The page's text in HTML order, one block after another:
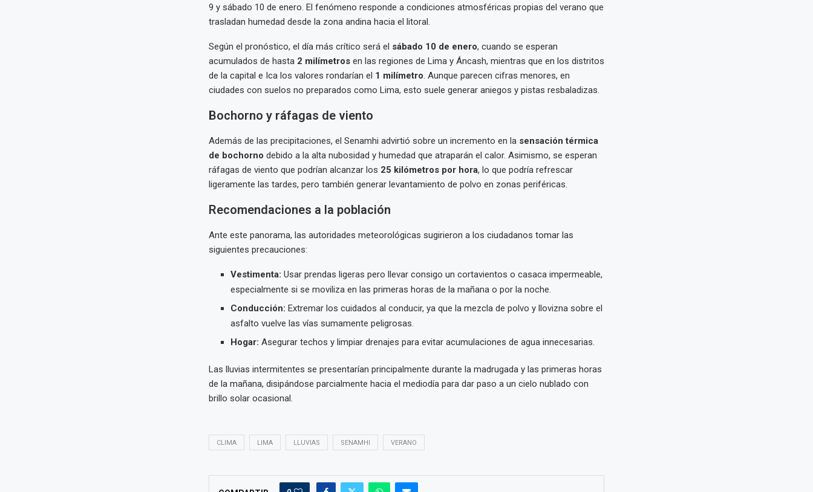
9 y sábado 10 de enero. El fenómeno responde a condiciones atmosféricas propias del verano que
trasladan humedad desde la zona andina hacia el litoral.
Según el pronóstico, el día más crítico será el sábado 10 de enero, cuando se esperan
acumulados de hasta 2 milímetrosen las regiones de Lima y Áncash, mientras que en los distritos
de la capital e Ica los valores rondarían el 1 milímetro. Aunque parecen cifras menores, en
ciudades con suelos no preparados como Lima, esto suele generar aniegos y pistas resbaladizas.
Bochorno y ráfagas de viento
Además de las precipitaciones, el Senamhi advirtió sobre un incremento en la sensación térmica
de bochorno debido a la alta nubosidad y humedad que atraparán el calor. Asimismo, se esperan
ráfagas de viento que podrían alcanzar los 25 kilómetros por hora, lo que podría refrescar
ligeramente las tardes, pero también generar levantamiento de polvo en zonas periféricas.
Recomendaciones a la población
Ante este panorama, las autoridades meteorológicas sugirieron a los ciudadanos tomar las
siguientes precauciones:
Vestimenta: Usar prendas ligeras pero llevar consigo un cortavientos o casaca impermeable,
especialmente si se moviliza en las primeras horas de la mañana o por la noche.
Conducción: Extremar los cuidados al conducir, ya que la mezcla de polvo y llovizna sobre el
asfalto vuelve las vías sumamente peligrosas.
Hogar: Asegurar techos y limpiar drenajes para evitar acumulaciones de agua innecesarias.
Las lluvias intermitentes se presentarían principalmente durante la madrugada y las primeras horas
de la mañana, disipándose parcialmente hacia el mediodía para dar paso a un cielo nublado con
brillo solar ocasional.
CLIMA LIMA LLUVIAS SENAMHI VERANO